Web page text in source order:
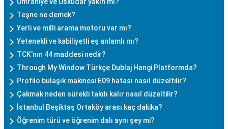
Teşne ne demek?
Yerli ve milli arama motoru var mı?
Yetenekli ve kabiliyetli eş anlamlı mı?
TCK'nın 44 maddesi nedir?
Through My Window Türkçe Dublaj Hangi Platformda?
Profilo bulaşık makinesi E09 hatası nasıl düzeltilir?
Çakmak neden sürekli takılı kalır nasıl düzeltilir?
İstanbul Beşiktaş Ortaköy arası kaç dakika?
Öğrenim türü ve öğrenim dalı aynı şey mi?